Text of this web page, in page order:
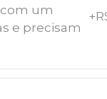
um
e precisam